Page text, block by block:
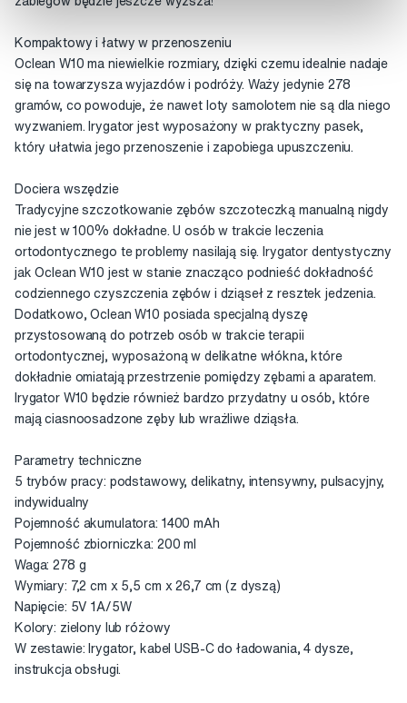
Kompaktowy i łatwy w przenoszeniu
Oclean W10 ma niewielkie rozmiary, dzięki czemu idealnie nadaje
się na towarzysza wyjazdów i podróży. Waży jedynie 278
gramów, co powoduje, że nawet loty samolotem nie są dla niego
wyzwaniem. Irygator jest wyposażony w praktyczny pasek,
który ułatwia jego przenoszenie i zapobiega upuszczeniu.
Dociera wszędzie
Tradycyjne szczotkowanie zębów szczoteczką manualną nigdy
nie jest w 100% dokładne. U osób w trakcie leczenia
ortodontycznego te problemy nasilają się. Irygator dentystyczny
jak Oclean W10 jest w stanie znacząco podnieść dokładność
codziennego czyszczenia zębów i dziąseł z resztek jedzenia.
Dodatkowo, Oclean W10 posiada specjalną dyszę
przystosowaną do potrzeb osób w trakcie terapii
ortodontycznej, wyposażoną w delikatne włókna, które
dokładnie omiatają przestrzenie pomiędzy zębami a aparatem.
Irygator W10 będzie również bardzo przydatny u osób, które
mają ciasnoosadzone zęby lub wrażliwe dziąsła.
Parametry techniczne
5 trybów pracy: podstawowy, delikatny, intensywny, pulsacyjny,
indywidualny
Pojemność akumulatora: 1400 mAh
Pojemność zbiorniczka: 200 ml
Waga: 278 g
Wymiary: 7,2 cm x 5,5 cm x 26,7 cm (z dyszą)
Napięcie: 5V 1A/5W
Kolory: zielony lub różowy
W zestawie: Irygator, kabel USB-C do ładowania, 4 dysze,
instrukcja obsługi.